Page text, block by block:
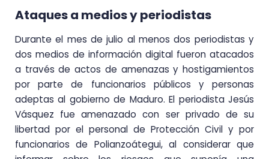
Ataques a medios y periodistas
Durante el mes de julio al menos dos periodistas y
dos medios de información digital fueron atacados
a través de actos de amenazas y hostigamientos
por parte de funcionarios públicos y personas
adeptas al gobierno de Maduro. El periodista Jesús
Vásquez fue amenazado con ser privado de su
libertad por el personal de Protección Civil y por
funcionarios de Polianzoátegui, al considerar que